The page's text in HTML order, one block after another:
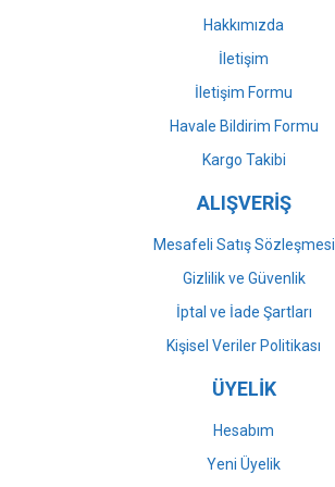
Gönder
Hakkımızda
İletişim
İletişim Formu
Havale Bildirim Formu
Kargo Takibi
ALIŞVERİŞ
Mesafeli Satış Sözleşmesi
Gizlilik ve Güvenlik
İptal ve İade Şartları
Kişisel Veriler Politikası
ÜYELİK
Hesabım
Yeni Üyelik